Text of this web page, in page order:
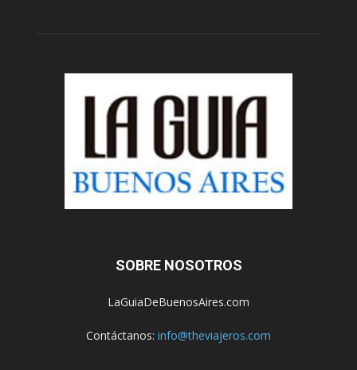
SOBRE NOSOTROS
LaGuiaDeBuenosAires.com
Contáctanos: info@theviajeros.com